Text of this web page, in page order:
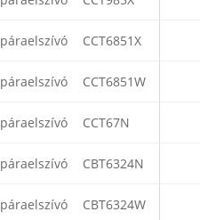
páraelszívó CCT6851X
páraelszívó CCT6851W
páraelszívó CCT67N
páraelszívó CBT6324N
páraelszívó CBT6324W